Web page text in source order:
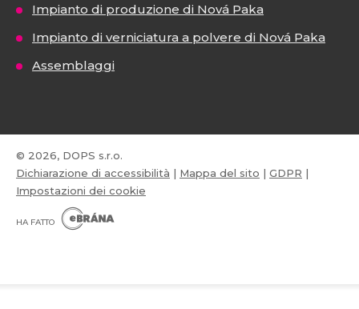
Impianto di produzione di Nová Paka
Impianto di verniciatura a polvere di Nová Paka
Assemblaggi
© 2026, DOPS s.r.o.
Dichiarazione di accessibilità | Mappa del sito | GDPR |
Impostazioni dei cookie
HA FATTO
B